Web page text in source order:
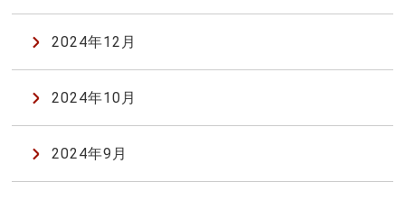
2024年12月
2024年10月
2024年9月